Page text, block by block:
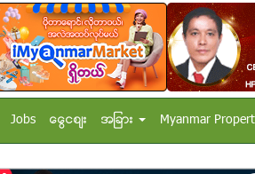
Jobs ေငြေစ်း အျခား Myanmar